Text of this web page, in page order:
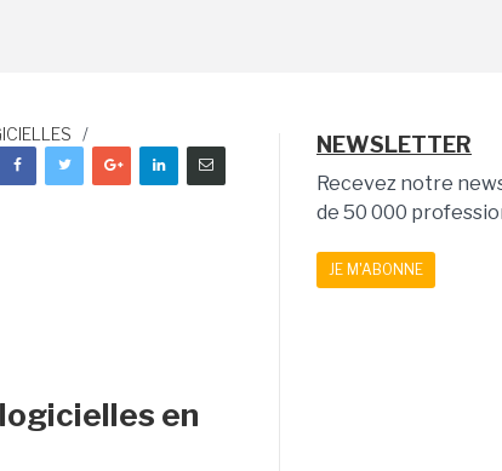
/
en
NEWSLETTER
Recevez notre
de 50 000
JE M'ABONNE